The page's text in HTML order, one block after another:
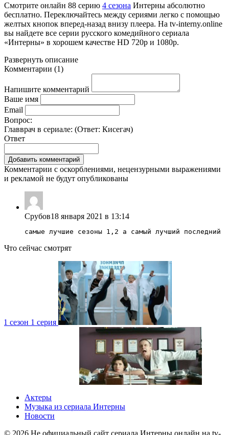
Смотрите онлайн 88 серию 4 сезона Интерны абсолютно
бесплатно. Переключайтесь между сериями легко с помощью
желтых кнопок вперед-назад внизу плеера. На tv-interny.online
вы найдете все серии русского комедийного сериала
«Интерны» в хорошем качестве HD 720p и 1080p.
Развернуть описание
Комментарии (1)
Напишите комментарий
Ваше имя
Email
Вопрос:
Главврач в сериале: (Ответ: Кисегач)
Ответ
Комментарии с оскорблениями, нецензурными выражениями
и рекламой не будут опубликованы
Срубов18 января 2021 в 13:14
самые лучшие сезоны 1,2 а самый лучший последний
Что сейчас смотрят
1 сезон 1 серия
Актеры
Музыка из сериала Интерны
Новости
© 2026 Не официальный сайт сериала Интерны онлайн на tv-